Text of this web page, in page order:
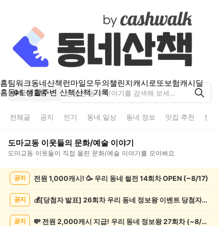
홈팀워크동네산책런마일모두의챌린지캐시로또보험캐시딜
홈동네 생활주변 산책산책 기록
도마교동
전체글 공지 인기 동네 일상 동네 정보 맛집 추천 분
도마교동 이웃들의 문화/예술 이야기
도마교동 이웃들이 직접 올린 문화/예술 이야기를 모아봐요
화/
공지 전원 1,000캐시! 🥳 우리 동네 썰전 14회차 OPEN (~8/17)
공지 💰[당첨자 발표] 26회차 우리 동네 정보왕 이벤트 당첨자를 발표합니다!
공지 💸 전원 2,000캐시 지급! 우리 동네 정보왕 27회차 (~8/10)